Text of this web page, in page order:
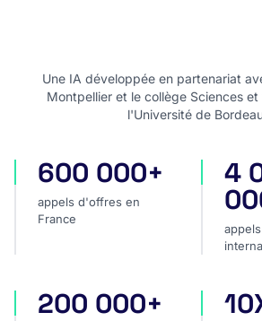
Une IA développée en partenariat
Montpellier et le collège Sciences
l'Université de
appels d'offres en France
600 000+
appels d'offres en
France
4
projets privés
200 000+ plus